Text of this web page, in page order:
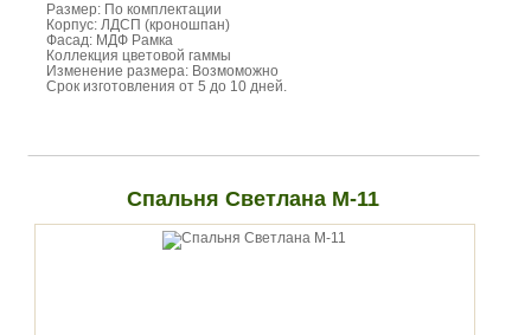
Размер: По комплектации
Корпус: ЛДСП (кроношпан)
Фасад: МДФ Рамка
Коллекция цветовой гаммы
Изменение размера: Возмоможно
Срок изготовления от 5 до 10 дней.
Спальня Светлана М-11